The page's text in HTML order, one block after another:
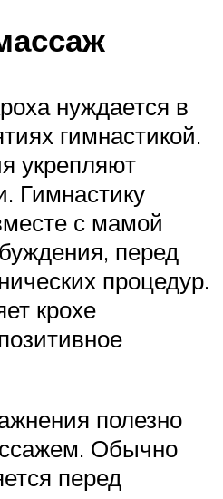
нуждается в
гимнастикой.
укрепляют
Гимнастику
с мамой
перед
процедур.
крохе
полезно
Обычно
перед